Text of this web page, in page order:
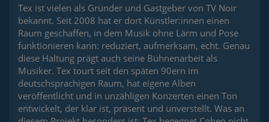
Tex ist vielen als Gründer und Gastgeber von TV Noir
bekannt. Seit 2008 hat er dort Künstler:innen einen
Raum geschaffen, in dem Musik ohne Lärm und Pose
funktionieren kann: reduziert, aufmerksam, echt. Genau
diese Haltung prägt auch seine Bühnenarbeit als
Musiker. Tex tourt seit den späten 90ern im
deutschsprachigen Raum, hat eigene Alben
veröffentlicht und in unzähligen Konzerten einen Ton
entwickelt, der klar ist, präsent und unverstellt. Was an